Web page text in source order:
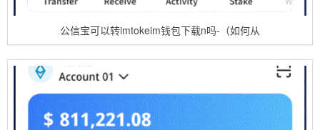
公信宝可以转imtokeim钱包下载n吗-（如何从